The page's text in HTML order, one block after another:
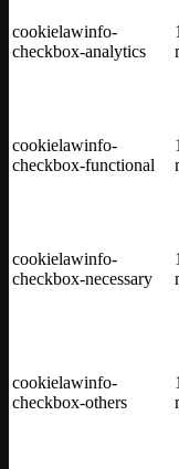
cookielawinfo-
checkbox-analytics
cookielawinfo-
checkbox-functional
cookielawinfo-
checkbox-necessary
cookielawinfo-
checkbox-others